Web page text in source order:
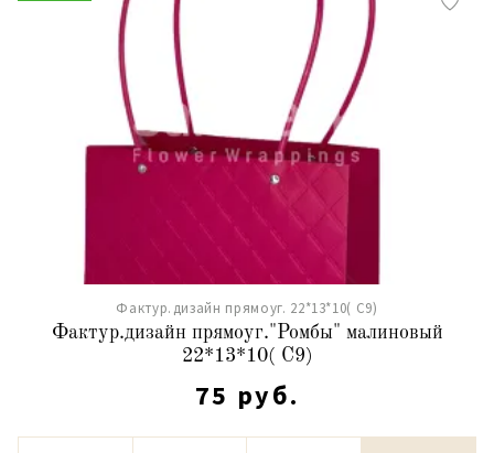
Фактур.дизайн прямоуг. 22*13*10( С9)
Фактур.дизайн прямоуг."Ромбы" малиновый
22*13*10( С9)
75 руб.